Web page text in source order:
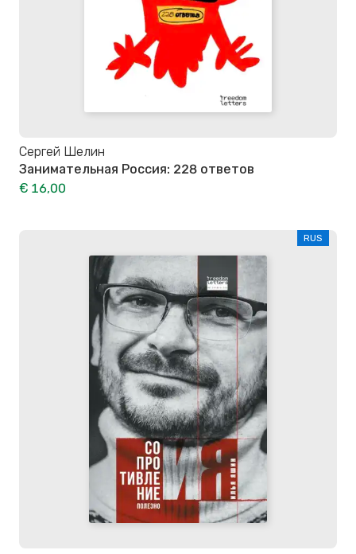
Сергей Шелин
Занимательная Россия: 228 ответов
€ 16,00
RUS